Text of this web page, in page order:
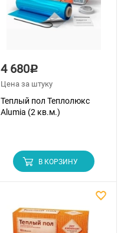
4 680Р
Цена за штуку
Теплый пол Теплолюкс
Alumia (2 кв.м.)
В КОРЗИНУ